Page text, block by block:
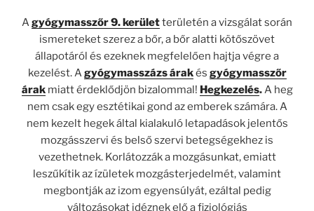
Agyógymasszőr 9. kerületterületén a vizsgálat során
ismereteket szerez a bőr, a bőr alatti kötőszövet
állapotáról és ezeknek megfelelően hajtja végre a
kezelést. Agyógymasszázs árakés gyógymasszőr
árakmiatt érdeklődjön bizalommal! Hegkezelés.A heg
nem csak egy esztétikai gond az emberek számára. A
nem kezelt hegek által kialakuló letapadások jelentős
mozgásszervi és belső szervi betegségekhez is
vezethetnek. Korlátozzák a mozgásunkat, emiatt
leszűkítik az ízületek mozgásterjedelmét, valamint
megbontják az izom egyensúlyát, ezáltal pedig
változásokat idéznek elő a fiziológiás